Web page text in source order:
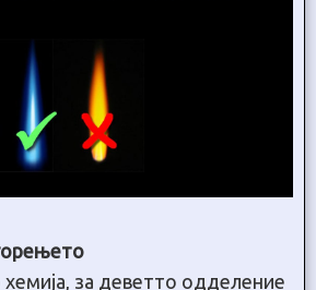
хемија, за деветто одделение